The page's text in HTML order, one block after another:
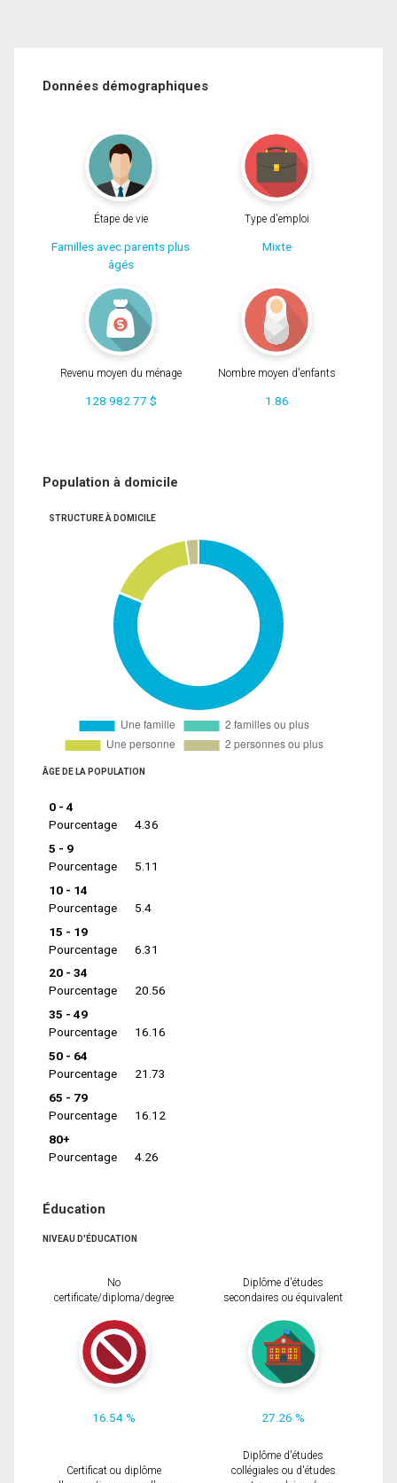
Données démographiques
Étape de vie
Familles avec parents plus
âgés
Type d'emploi
Mixte
Revenu moyen du ménage
128 982.77 $
Nombre moyen d'enfants
1.86
Population à domicile
STRUCTURE À DOMICILE
ÂGE DE LA POPULATION
0 - 4
Pourcentage
4.36
5 - 9
Pourcentage
5.11
10 - 14
Pourcentage
5.4
15 - 19
Pourcentage
6.31
20 - 34
Pourcentage
20.56
35 - 49
Pourcentage
16.16
50 - 64
Pourcentage
21.73
65 - 79
Pourcentage
16.12
80+
Pourcentage
4.26
Éducation
NIVEAU D'ÉDUCATION
No
certificate/diploma/degree
16.54 %
Diplôme d'études
secondaires ou équivalent
27.26 %
Certificat ou diplôme
Diplôme d'études
collégiales ou d'études